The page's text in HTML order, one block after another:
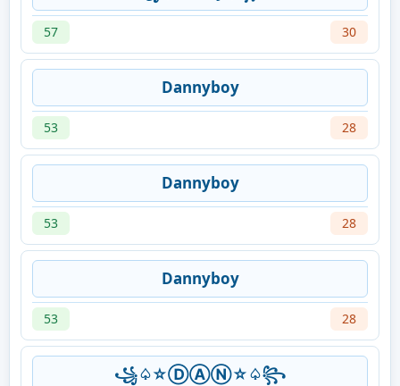
57 30
Dannyboy
53 28
Dannyboy
53 28
Dannyboy
53 28
꧁♤☆ⒹⒶⓃ☆♤꧂